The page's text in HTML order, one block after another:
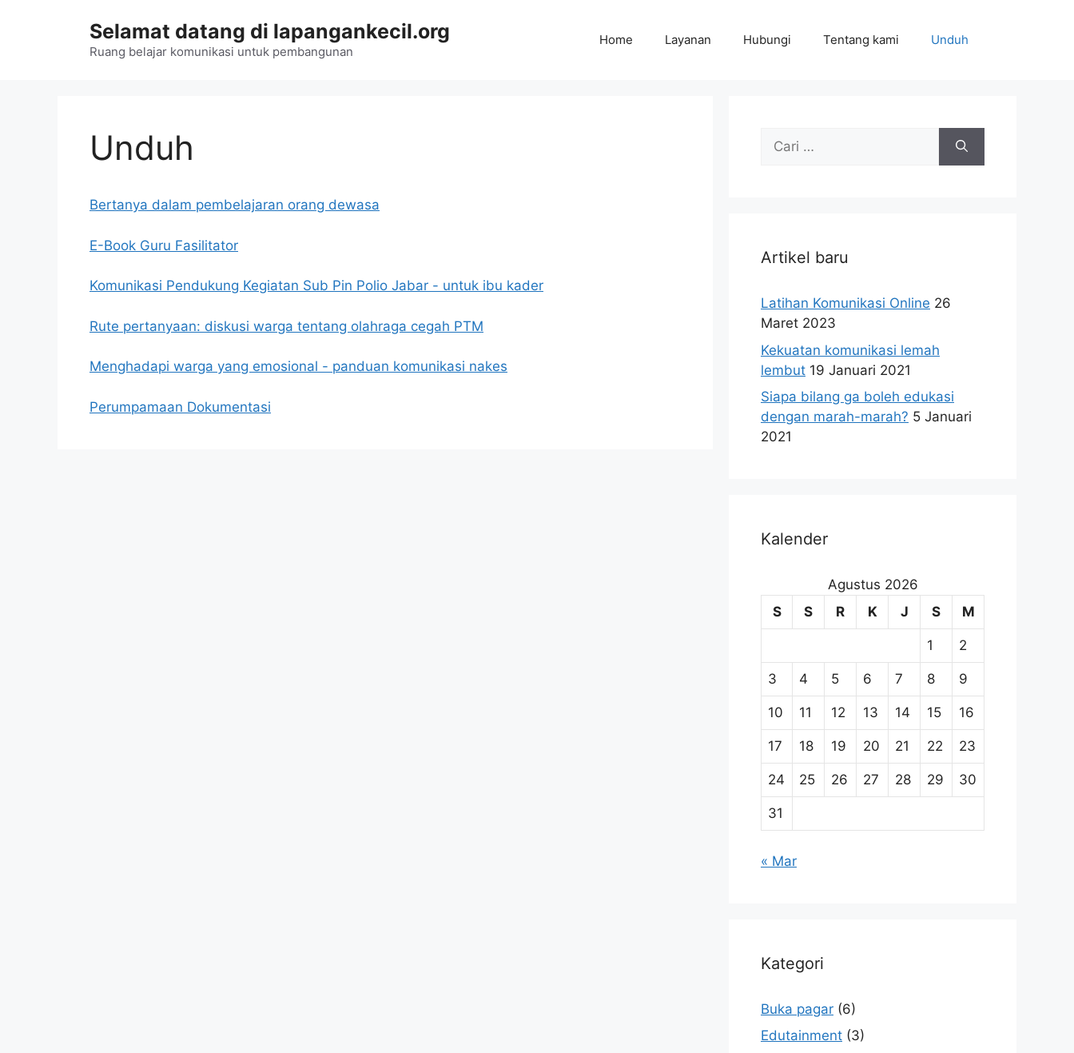
Selamat datang di lapangankecil.org
Ruang belajar komunikasi untuk pembangunan
Home Layanan Hubungi Tentang kami Unduh
Unduh
Bertanya dalam pembelajaran orang dewasa
E-Book Guru Fasilitator
Komunikasi Pendukung Kegiatan Sub Pin Polio Jabar - untuk ibu kader
Rute pertanyaan: diskusi warga tentang olahraga cegah PTM
Menghadapi warga yang emosional - panduan komunikasi nakes
Perumpamaan Dokumentasi
Cari
Artikel baru
Latihan Komunikasi Online 26
Maret 2023
Kekuatan komunikasi lemah
lembut 19 Januari 2021
Siapa bilang ga boleh edukasi
dengan marah-marah? 5 Januari
2021
Kalender
Agustus 2026
S
S R K J S M
1 2
3 4 5 6 7 8 9
10 11 12 13 14 15 16
17 18 19 20 21 22 23
24 25 26 27 28 29 30
31
« Mar
Kategori
Buka pagar (6)
Edutainment (3)